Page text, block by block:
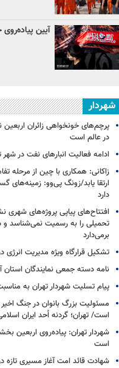
آیین
شهردار
پرچم‌های خونخواهی زائران
در عالم است
ادامه فعالیت انبارهای نفت در
زاکانی: همکاری با چین از مرحله
ارتقا یابد/زونگ پی‌وو: زمینه‌های
دارد
افتتاح‌های پیاپی پروژه‌های
تحمیلی را به رسمیت نمی‌شناسد
برمی‌دارد
تشکیل قرارگاه ویژه مدیریت انرژی
نامه دسته جمعی نمایندگان استان
پیام تسلیت شهردار تهران به
مسئولیت بزرگ بانوان در جنگ
است/ تهران؛ گردنه اُحد ایران
شهردار تهران: پیاده‌روی اربعین
است
شهادت قائد امت آغاز مسیری تازه